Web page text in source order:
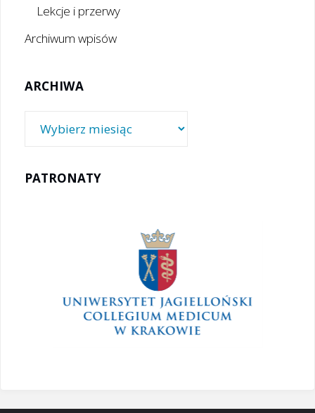
Lekcje i przerwy
Archiwum wpisów
ARCHIWA
PATRONATY